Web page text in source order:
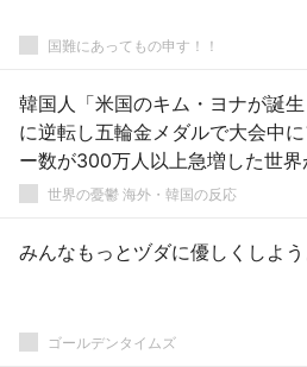
国難にあってもの申す！！
韓国人「米国のキム・ヨナが誕
に逆転し五輪金メダルで大会中
ー数が300万人以上急増した世界
その天真爛漫なキャラクターと
世界の憂鬱 海外・韓国の反応
みんなもっとヅダに優しくしよう
ゴールデンタイムズ